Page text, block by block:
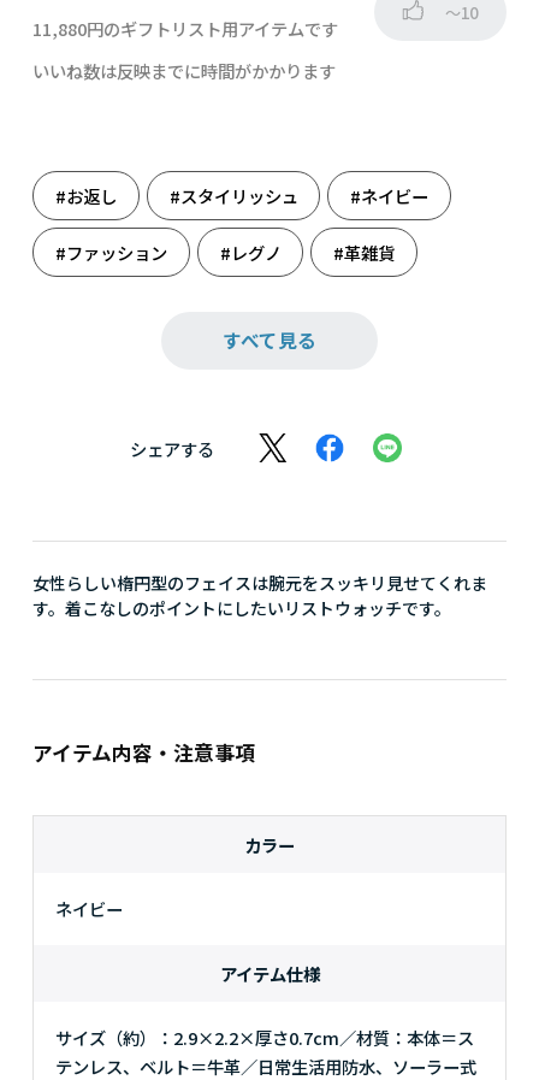
11,880円のギフトリスト用アイテムです
～10
いいね数は反映までに時間がかかります
#お返し #スタイリッシュ #ネイビー
#ファッション #レグノ #革雑貨
すべて見る
シェアする
女性らしい楕円型のフェイスは腕元をスッキリ見せてくれま
す。着こなしのポイントにしたいリストウォッチです。
アイテム内容・注意事項
カラー
ネイビー
アイテム仕様
サイズ（約）：2.9×2.2×厚さ0.7cm／材質：本体＝ス
テンレス、ベルト＝牛革／日常生活用防水、ソーラー式